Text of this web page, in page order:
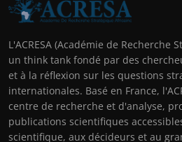
L'ACRESA (Académie de Recherche
un think tank fondé par des
et à la réflexion sur les questions
internationales. Basé en France,
centre de recherche et d'analyse,
publications scientifiques
scientifique, aux décideurs et au